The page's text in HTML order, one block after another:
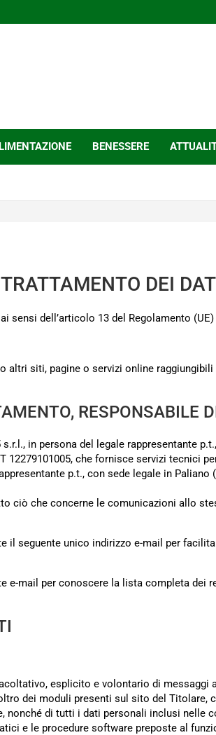
BENESSERE
DEI
sensi dell’articolo 13 del Regolamento
altri siti, pagine o servizi online
RESPONSABILE
in persona del legale rappresentante
12279101005, che fornisce servizi tecnici
p.t., con sede legale in
ciò che concerne le comunicazioni allo
il seguente unico indirizzo e-mail per
e-mail per conoscere la lista completa dei
esplicito e volontario di messaggi
dei moduli presenti sul sito del Titolare,
nonché di tutti i dati personali inclusi nelle
e le procedure software preposte al